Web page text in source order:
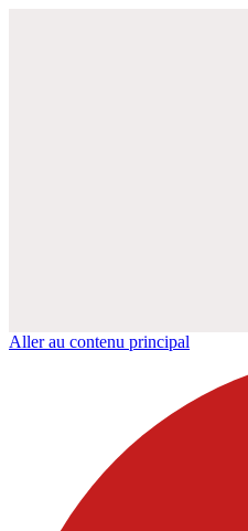
Aller au contenu principal